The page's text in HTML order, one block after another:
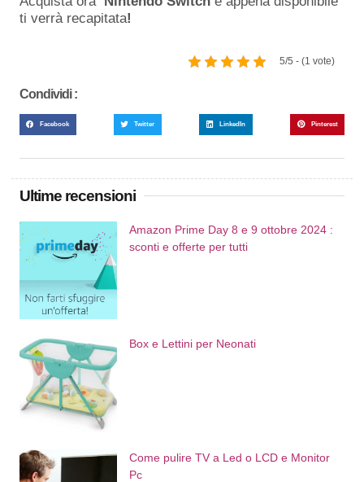
ti verrà recapitata!
5/5 - (1 vote)
Condividi :
Facebook Twitter LinkedIn Pinterest
Ultime recensioni
Amazon Prime Day 8 e 9 ottobre 2024 :
sconti e offerte per tutti
Box e Lettini per Neonati
Come pulire TV a Led o LCD e Monitor
Pc